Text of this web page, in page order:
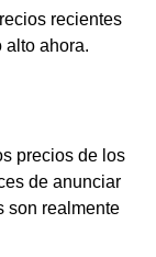
recientes
alto ahora.
precios de los
de anunciar
son realmente